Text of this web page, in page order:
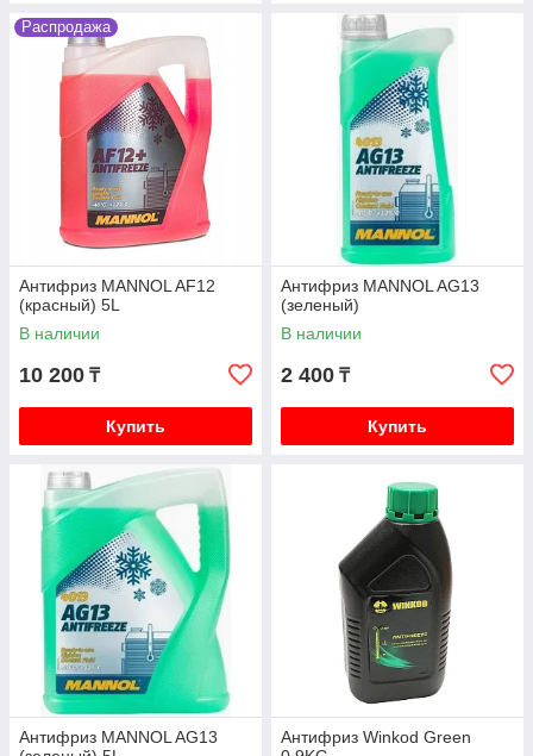
Распродажа
Антифриз MANNOL AF12
(красный) 5L
В наличии
10 200 ₸
Купить
Антифриз MANNOL AG13
(зеленый)
В наличии
2 400 ₸
Купить
Антифриз MANNOL AG13
Антифриз Winkod Green